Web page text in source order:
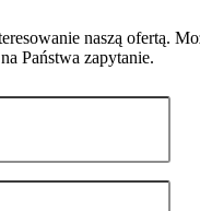
naszą ofertą.
Państwa zapytanie.